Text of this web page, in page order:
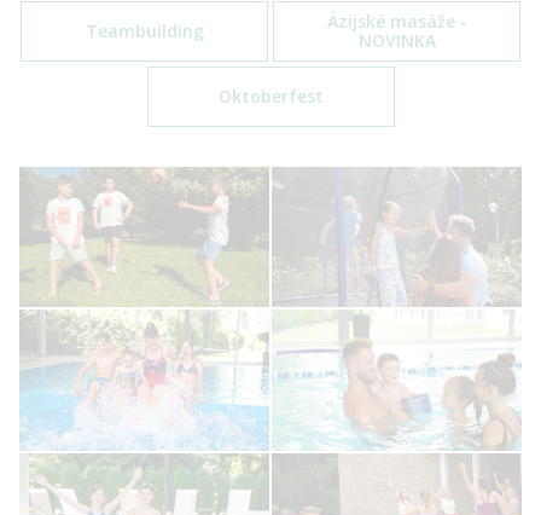
Teambuilding
Ázijské masáže -
NOVINKA
Oktoberfest